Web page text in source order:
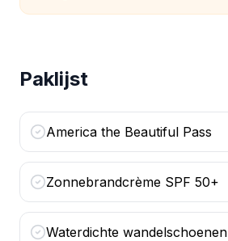
Paklijst
America the Beautiful Pass
Zonnebrandcrème SPF 50+
Waterdichte wandelschoenen